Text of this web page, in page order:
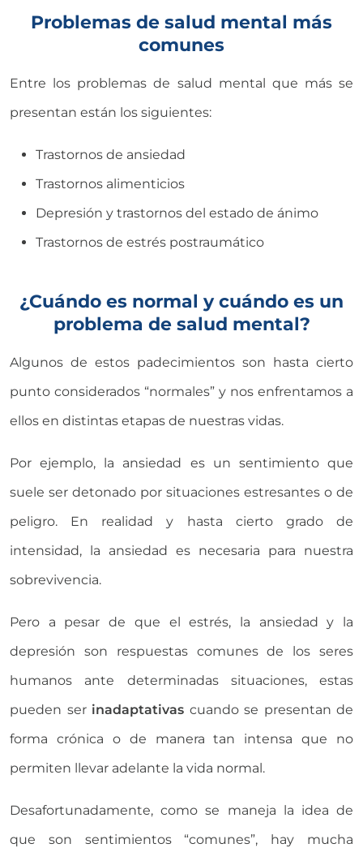
Problemas de salud mental más
comunes
Entre los problemas de salud mental que más se
presentan están los siguientes:
Trastornos de ansiedad
Trastornos alimenticios
Depresión y trastornos del estado de ánimo
Trastornos de estrés postraumático
¿Cuándo es normal y cuándo es un
problema de salud mental?
Algunos de estos padecimientos son hasta cierto
punto considerados “normales” y nos enfrentamos a
ellos en distintas etapas de nuestras vidas.
Por ejemplo, la ansiedad es un sentimiento que
suele ser detonado por situaciones estresantes o de
peligro. En realidad y hasta cierto grado de
intensidad, la ansiedad es necesaria para nuestra
sobrevivencia.
Pero a pesar de que el estrés, la ansiedad y la
depresión son respuestas comunes de los seres
humanos ante determinadas situaciones, estas
pueden serinadaptativas cuando se presentan de
forma crónica o de manera tan intensa que no
permiten llevar adelante la vida normal.
Desafortunadamente, como se maneja la idea de
que son sentimientos “comunes”, hay mucha